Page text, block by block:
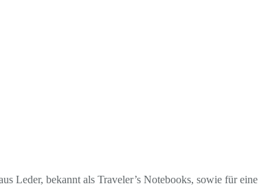
Leder, bekannt als Traveler’s Notebooks, sowie für eine